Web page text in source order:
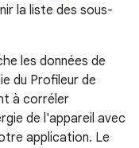
la liste des sous-
les données de
du Profileur de
à corréler
de l'appareil avec
application. Le